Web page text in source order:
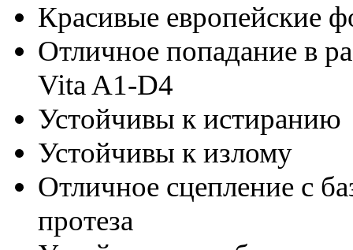
Красивые европейские
Отличное попадание в
Vita A1-D4
Устойчивы к истиранию
Устойчивы к излому
Отличное сцепление с
протеза